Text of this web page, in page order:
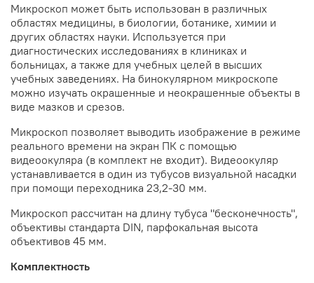
Микроскоп может быть использован в различных
областях медицины, в биологии, ботанике, химии и
других областях науки. Используется при
диагностических исследованиях в клиниках и
больницах, а также для учебных целей в высших
учебных заведениях. На бинокулярном микроскопе
можно изучать окрашенные и неокрашенные объекты в
виде мазков и срезов.
Микроскоп позволяет выводить изображение в режиме
реального времени на экран ПК с помощью
видеоокуляра (в комплект не входит). Видеоокуляр
устанавливается в один из тубусов визуальной насадки
при помощи переходника 23,2-30 мм.
Микроскоп рассчитан на длину тубуса "бесконечность",
объективы стандарта DIN, парфокальная высота
объективов 45 мм.
Комплектность